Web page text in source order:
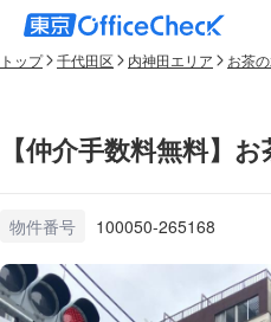
トップ 千代田区 内神田エリア お茶
【仲介手数料無料】
物件番号 100050-265168